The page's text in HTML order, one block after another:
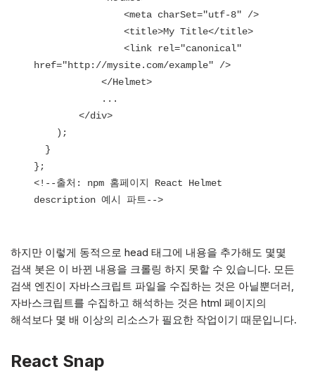
href="http://mysite.com/example" />
};
<!--출처: npm 홈페이지 React Helmet
description 예시 파트-->
하지만 이렇게 동적으로 head 태그에 내용을 추가해도 몇몇
검색 봇은 이 바뀐 내용을 크롤링 하지 못할 수 있습니다. 모든
검색 엔진이 자바스크립트 파일을 수집하는 것은 아닐뿐더러,
자바스크립트를 수집하고 해석하는 것은 html 페이지의
해석보다 몇 배 이상의 리소스가 필요한 작업이기 때문입니다.
React Snap